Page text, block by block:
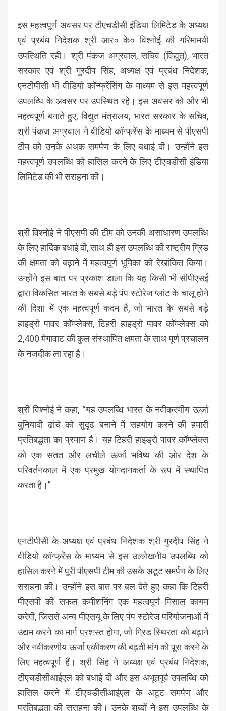
इस महत्वपूर्ण अवसर पर टीएचडीसी इंडिया लिमिटेड के अध्यक्ष
एवं प्रबंध निदेशक श्री आर० के० विश्नोई की गरिमामयी
उपस्थिति रही। श्री पंकज अग्रवाल, सचिव (विद्युत), भारत
सरकार एवं श्री गुरदीप सिंह, अध्यक्ष एवं प्रबंध निदेशक,
एनटीपीसी भी वीडियो कॉन्फ्रेंसिंग के माध्यम से इस महत्वपूर्ण
उपलब्धि के अवसर पर उपस्थित रहे। इस अवसर को और भी
महत्वपूर्ण बनाते हुए, विद्युत मंत्रालय, भारत सरकार के सचिव,
श्री पंकज अग्रवाल ने वीडियो कॉन्फ्रेंस के माध्यम से पीएसपी
टीम को उनके अथक समर्पण के लिए बधाई दी। उन्होंने इस
महत्वपूर्ण उपलब्धि को हासिल करने के लिए टीएचडीसी इंडिया
लिमिटेड की भी सराहना की।
श्री विश्नोई ने पीएसपी की टीम को उनकी असाधारण उपलब्धि
के लिए हार्दिक बधाई दी, साथ ही इस उपलब्धि की राष्ट्रीय ग्रिड
की क्षमता को बढ़ाने में महत्वपूर्ण भूमिका को रेखांकित किया।
उन्होंने इस बात पर प्रकाश डाला कि यह किसी भी सीपीएसई
द्वारा विकसित भारत के सबसे बड़े पंप स्टोरेज प्लांट के चालू होने
की दिशा में एक महत्वपूर्ण कदम है, जो भारत के सबसे बड़े
हाइड्रो पावर कॉम्प्लेक्स, टिहरी हाइड्रो पावर कॉम्प्लेक्स को
2,400 मेगावाट की कुल संस्थापित क्षमता के साथ पूर्ण प्रचालन
के नजदीक ला रहा है।
श्री विश्नोई ने कहा, “यह उपलब्धि भारत के नवीकरणीय ऊर्जा
बुनियादी ढांचे को सुदृढ बनाने में सहयोग करने की हमारी
प्रतिबद्धता का प्रमाण है। यह टिहरी हाइड्रो पावर कॉम्प्लेक्स
को एक सतत और लचीले ऊर्जा भविष्य की ओर देश के
परिवर्तनकाल में एक प्रमुख योगदानकर्ता के रूप में स्थापित
करता है।”
एनटीपीसी के अध्यक्ष एवं प्रबंध निदेशक श्री गुरदीप सिंह ने
वीडियो कॉन्फ्रेंस के माध्यम से इस उल्लेखनीय उपलब्धि को
हासिल करने में पूरी पीएसपी टीम की उसके अटूट समर्पण के लिए
सराहना की। उन्होंने इस बात पर बल देते हुए कहा कि टिहरी
पीएसपी की सफल कमीशनिंग एक महत्वपूर्ण मिसाल कायम
करेगी, जिससे अन्य पीएसयू के लिए पंप स्टोरेज परियोजनाओं में
उद्यम करने का मार्ग प्रशस्त होगा, जो ग्रिड स्थिरता को बढ़ाने
और नवीकरणीय ऊर्जा एकीकरण की बढ़ती मांग को पूरा करने के
लिए महत्वपूर्ण हैं। श्री सिंह ने अध्यक्ष एवं प्रबंध निदेशक,
टीएचडीसीआईएल को बधाई दी और इस अभूतपूर्व उपलब्धि को
हासिल करने में टीएचडीसीआईएल के अटूट समर्पण और
प्रतिबद्धता की सराहना की। उनके शब्दों ने इस उपलब्धि के